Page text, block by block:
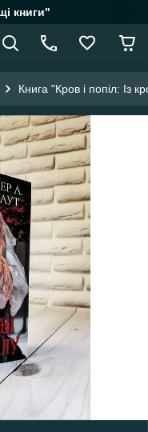
книги"
Книга "Кров і попіл: Із